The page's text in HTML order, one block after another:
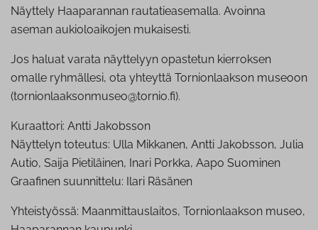
Näyttely Haaparannan rautatieasemalla. Avoinna
aseman aukioloaikojen mukaisesti.
Jos haluat varata näyttelyyn opastetun kierroksen
omalle ryhmällesi, ota yhteyttä Tornionlaakson museoon
(tornionlaaksonmuseo@tornio.fi).
Kuraattori: Antti Jakobsson
Näyttelyn toteutus: Ulla Mikkanen, Antti Jakobsson, Julia
Autio, Saija Pietiläinen, Inari Porkka, Aapo Suominen
Graafinen suunnittelu: Ilari Räsänen
Yhteistyössä: Maanmittauslaitos, Tornionlaakson museo,